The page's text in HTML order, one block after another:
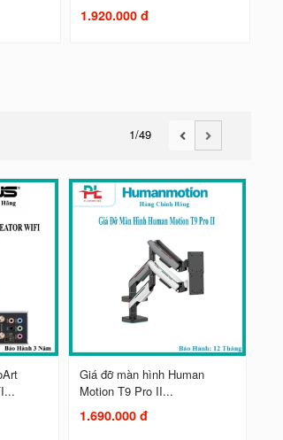
1.920.000 đ
1/49
Giá đỡ màn hình Human
Motion T9 Pro II...
1.690.000 đ